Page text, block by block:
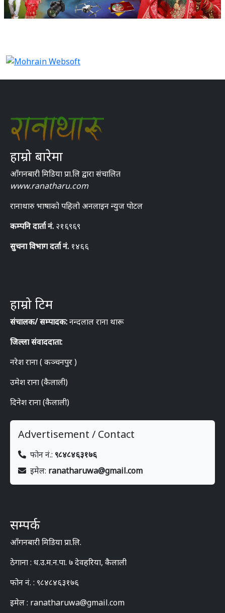
हाम्रो बारेमा
आँगनबारी मिडिया प्रा.लि द्वारा संचालित
www.ranatharu.com
रानाथारु भाषाको पहिलो अनलाइन न्युज पोटल
कम्पनि दार्ता नं. २१६९६९
सुचना विभाग दर्ता नं. १४६६
हाम्रो टिम
संचालक/ सम्पादक:नन्दलाल राना थारू
जिल्ला संवाददाता:
नरेश राना ( कञ्चनपुर )
उमेश राना (कैलाली)
दिनेश राना (कैलाली)
Advertisement / Contact
फोन नं.: ९८४८४६३१७६
इमेल: ranatharuwa@gmail.com
सम्पर्क
आँगनबारी मिडिया प्रा.लि.
ठेगाना : ध.उ.म.न.पा. ७ देवहरिया, कैलाली
फोन नं. : ९८४८४६३१७६
इमेल : ranatharuwa@gmail.com